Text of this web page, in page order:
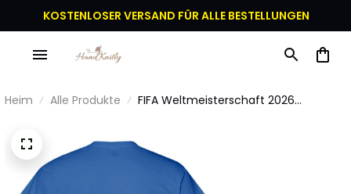
KOSTENLOSER VERSAND FÜR ALLE BESTELLUNGEN
Heim Alle Produkte
FIFA Weltmeisterschaft 2026